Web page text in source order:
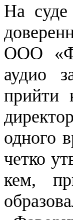
На
ООО
аудио
прийти
одного
четко
кем,